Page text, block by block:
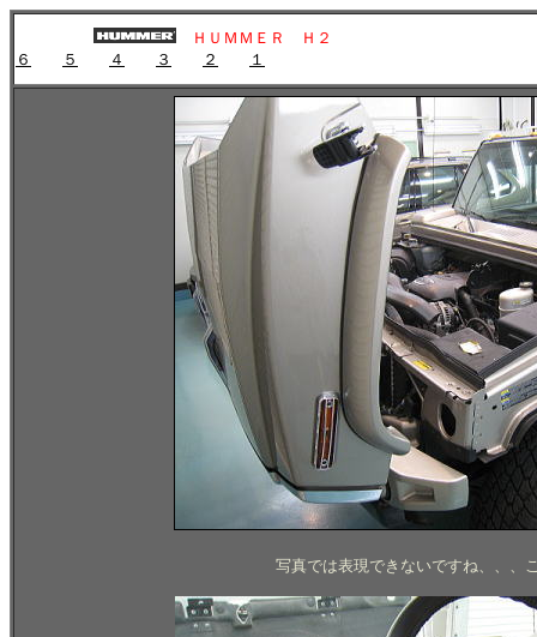
ＨＵＭＭＥＲ Ｈ２
６
５ ４ ３ ２ １
写真では表現できないですね、、、